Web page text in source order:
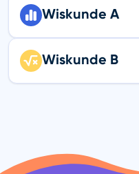
Wiskunde A
Wiskunde B